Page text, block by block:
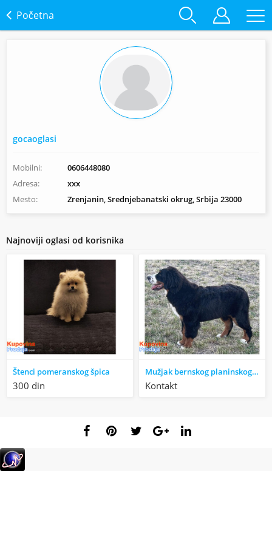
Početna
gocaoglasi
Mobilni:
0606448080
Adresa:
xxx
Mesto:
Zrenjanin, Srednjebanatski okrug, Srbija 23000
Najnoviji oglasi od korisnika
Štenci pomeranskog špica
300 din
Mužjak bernskog planinskog pasa
Kontakt